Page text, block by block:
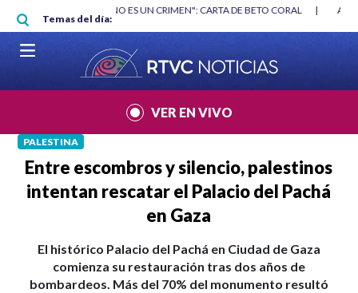
Pasar al contenido principal
Temas del día:
"HABLAR NO ES UN CRIMEN": CARTA DE BETO CORAL |
VER EN VIVO
PALESTINA
Entre escombros y silencio, palestinos
intentan rescatar el Palacio del Pachá
en Gaza
El histórico Palacio del Pachá en Ciudad de Gaza
comienza su restauración tras dos años de
bombardeos. Más del 70% del monumento resultó